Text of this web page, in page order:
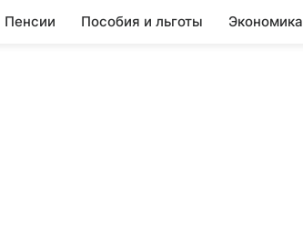
Пенсии Пособия и льготы Экономика